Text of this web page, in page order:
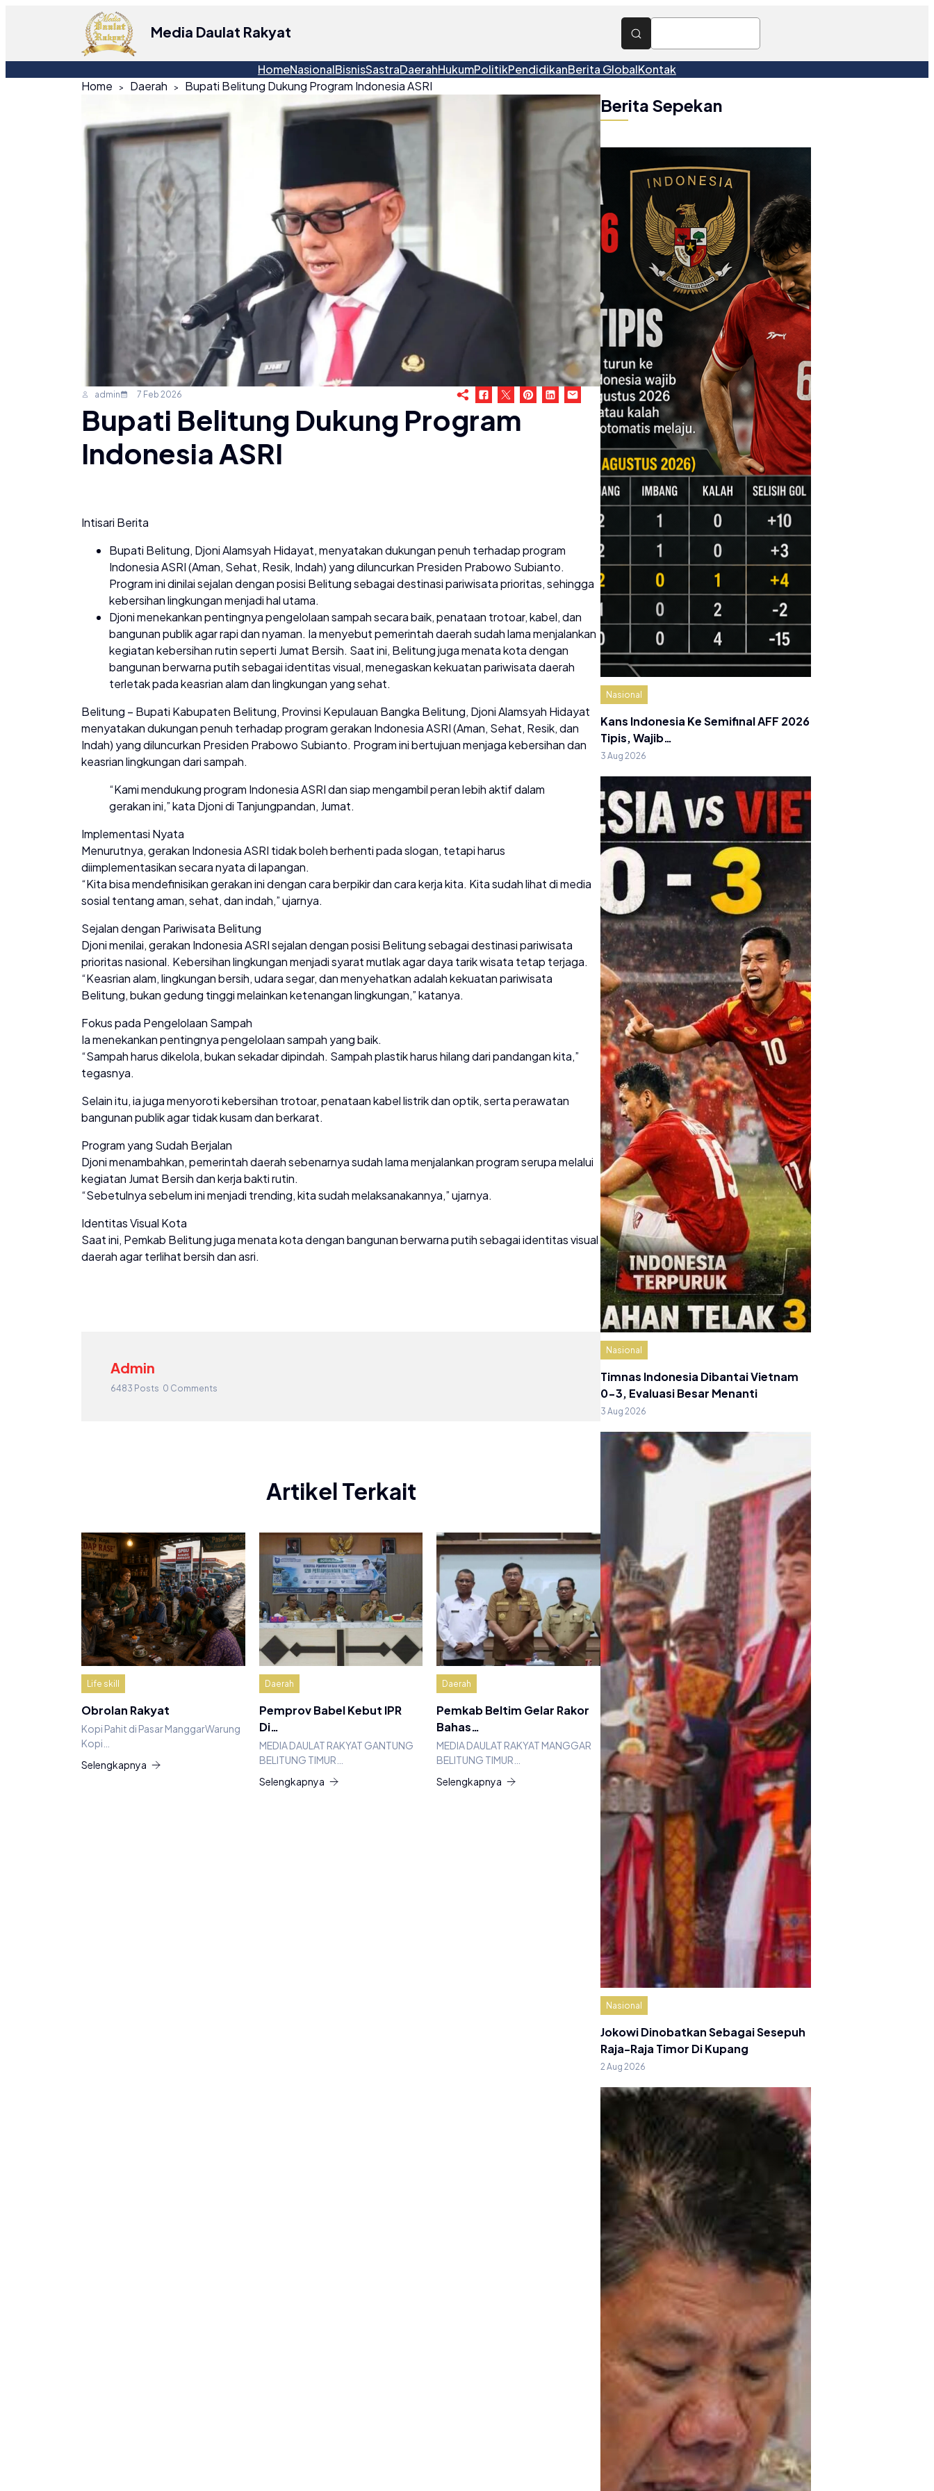
Media Daulat Rakyat
HomeNasionalBisnisSastraDaerahHukumPolitikPendidikanBerita GlobalKontak
Home
Daerah Bupati Belitung Dukung Program Indonesia ASRI
admin 7 Feb 2026
Bupati Belitung Dukung Program
Indonesia ASRI
Intisari Berita
Bupati Belitung, Djoni Alamsyah Hidayat, menyatakan dukungan penuh terhadap program
Indonesia ASRI (Aman, Sehat, Resik, Indah) yang diluncurkan Presiden Prabowo Subianto.
Program ini dinilai sejalan dengan posisi Belitung sebagai destinasi pariwisata prioritas, sehingga
kebersihan lingkungan menjadi hal utama.
Djoni menekankan pentingnya pengelolaan sampah secara baik, penataan trotoar, kabel, dan
bangunan publik agar rapi dan nyaman. Ia menyebut pemerintah daerah sudah lama menjalankan
kegiatan kebersihan rutin seperti Jumat Bersih. Saat ini, Belitung juga menata kota dengan
bangunan berwarna putih sebagai identitas visual, menegaskan kekuatan pariwisata daerah
terletak pada keasrian alam dan lingkungan yang sehat.
Belitung – Bupati Kabupaten Belitung, Provinsi Kepulauan Bangka Belitung, Djoni Alamsyah Hidayat
menyatakan dukungan penuh terhadap program gerakan Indonesia ASRI (Aman, Sehat, Resik, dan
Indah) yang diluncurkan Presiden Prabowo Subianto. Program ini bertujuan menjaga kebersihan dan
keasrian lingkungan dari sampah.
“Kami mendukung program Indonesia ASRI dan siap mengambil peran lebih aktif dalam
gerakan ini,” kata Djoni di Tanjungpandan, Jumat.
Implementasi Nyata
Menurutnya, gerakan Indonesia ASRI tidak boleh berhenti pada slogan, tetapi harus
diimplementasikan secara nyata di lapangan.
“Kita bisa mendefinisikan gerakan ini dengan cara berpikir dan cara kerja kita. Kita sudah lihat di media
sosial tentang aman, sehat, dan indah,” ujarnya.
Sejalan dengan Pariwisata Belitung
Djoni menilai, gerakan Indonesia ASRI sejalan dengan posisi Belitung sebagai destinasi pariwisata
prioritas nasional. Kebersihan lingkungan menjadi syarat mutlak agar daya tarik wisata tetap terjaga.
“Keasrian alam, lingkungan bersih, udara segar, dan menyehatkan adalah kekuatan pariwisata
Belitung, bukan gedung tinggi melainkan ketenangan lingkungan,” katanya.
Fokus pada Pengelolaan Sampah
Ia menekankan pentingnya pengelolaan sampah yang baik.
“Sampah harus dikelola, bukan sekadar dipindah. Sampah plastik harus hilang dari pandangan kita,”
tegasnya.
Selain itu, ia juga menyoroti kebersihan trotoar, penataan kabel listrik dan optik, serta perawatan
bangunan publik agar tidak kusam dan berkarat.
Program yang Sudah Berjalan
Djoni menambahkan, pemerintah daerah sebenarnya sudah lama menjalankan program serupa melalui
kegiatan Jumat Bersih dan kerja bakti rutin.
“Sebetulnya sebelum ini menjadi trending, kita sudah melaksanakannya,” ujarnya.
Identitas Visual Kota
Saat ini, Pemkab Belitung juga menata kota dengan bangunan berwarna putih sebagai identitas visual
daerah agar terlihat bersih dan asri.
Admin
6483 Posts 0 Comments
Artikel Terkait
Life skill
Obrolan Rakyat
Kopi Pahit di Pasar ManggarWarung
Kopi…
Selengkapnya
Daerah
Pemprov Babel Kebut IPR
Di…
MEDIA DAULAT RAKYAT GANTUNG
BELITUNG TIMUR…
Selengkapnya
Daerah
Pemkab Beltim Gelar Rakor
Bahas…
MEDIA DAULAT RAKYAT MANGGAR
BELITUNG TIMUR…
Selengkapnya
Berita Sepekan
Nasional
Kans Indonesia Ke Semifinal AFF 2026
Tipis, Wajib…
3 Aug 2026
Nasional
Timnas Indonesia Dibantai Vietnam
0-3, Evaluasi Besar Menanti
3 Aug 2026
Nasional
Jokowi Dinobatkan Sebagai Sesepuh
Raja-Raja Timor Di Kupang
2 Aug 2026